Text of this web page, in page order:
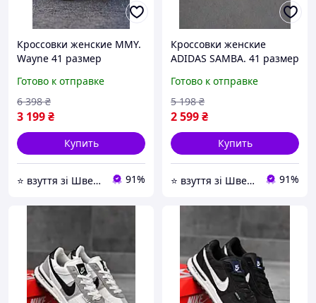
Кроссовки женские MMY.
Wayne 41 размер
Готово к отправке
3 199₴
6 398 ₴
Купить
⭐️ взуття зі Швеції, миттєво 🚚💨 без передоплат 91%
Кроссовки женские
ADIDAS SAMBA. 41 размер
Готово к отправке
2 599₴
5 198 ₴
Купить
⭐️ взуття зі Швеції, миттєво 🚚💨 без передоплат 91%